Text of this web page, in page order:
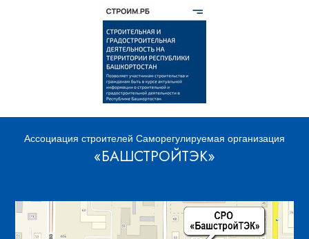
Ассоциация строителей Саморегулируемая организация
«БАШСТРОЙТЭК»